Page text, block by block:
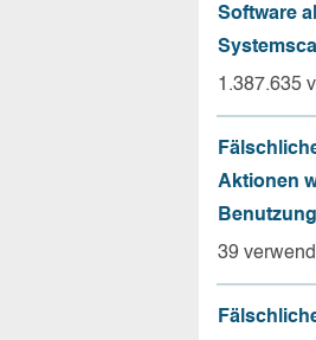
Software
1.387.635
Aktionen
39